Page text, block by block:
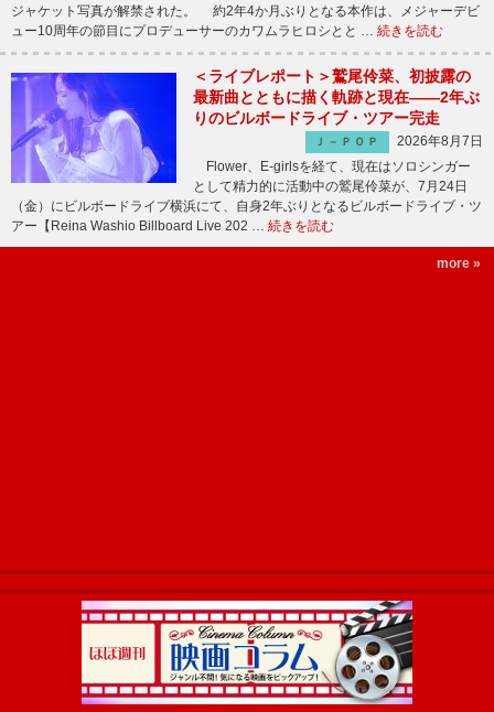
ジャケット写真が解禁された。 約2年4か月ぶりとなる本作は、メジャーデビ
ュー10周年の節目にプロデューサーのカワムラヒロシとと … 続きを読む
＜ライブレポート＞鷲尾伶菜、初披露の
最新曲とともに描く軌跡と現在――2年ぶ
りのビルボードライブ・ツアー完走
Ｊ－ＰＯＰ
2026年8月7日
Flower、E-girlsを経て、現在はソロシンガー
として精力的に活動中の鷲尾伶菜が、7月24日
（金）にビルボードライブ横浜にて、自身2年ぶりとなるビルボードライブ・ツ
アー【Reina Washio Billboard Live 202 … 続きを読む
more »